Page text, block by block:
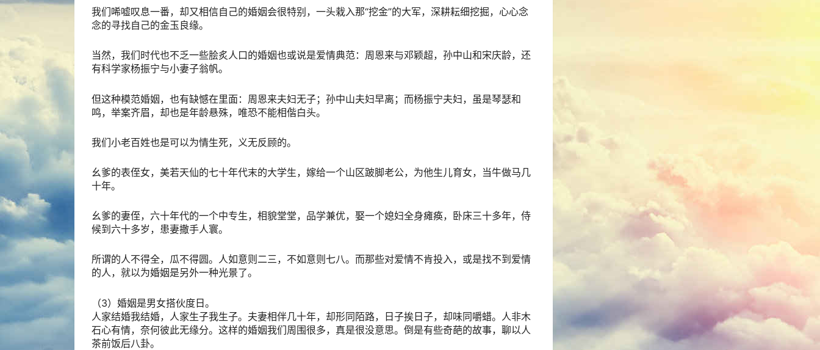
我们唏嘘叹息一番，却又相信自己的婚姻会很特别，一头栽入那“挖金”的大军，深耕耘细挖掘，心心念
念的寻找自己的金玉良缘。
当然，我们时代也不乏一些脍炙人口的婚姻也或说是爱情典范：周恩来与邓颖超，孙中山和宋庆龄，还
有科学家杨振宁与小妻子翁帆。
但这种模范婚姻，也有缺憾在里面：周恩来夫妇无子；孙中山夫妇早离；而杨振宁夫妇，虽是琴瑟和
鸣，举案齐眉，却也是年龄悬殊，唯恐不能相偕白头。
我们小老百姓也是可以为情生死，义无反顾的。
幺爹的表侄女，美若天仙的七十年代末的大学生，嫁给一个山区跛脚老公，为他生儿育女，当牛做马几
十年。
幺爹的妻侄，六十年代的一个中专生，相貌堂堂，品学兼优，娶一个媳妇全身瘫痪，卧床三十多年，侍
候到六十多岁，患妻撒手人寰。
所谓的人不得全，瓜不得圆。人如意则二三，不如意则七八。而那些对爱情不肯投入，或是找不到爱情
的人，就以为婚姻是另外一种光景了。
（3）婚姻是男女搭伙度日。
人家结婚我结婚，人家生子我生子。夫妻相伴几十年，却形同陌路，日子挨日子，却味同嚼蜡。人非木
石心有情，奈何彼此无缘分。这样的婚姻我们周围很多，真是很没意思。倒是有些奇葩的故事，聊以人
茶前饭后八卦。